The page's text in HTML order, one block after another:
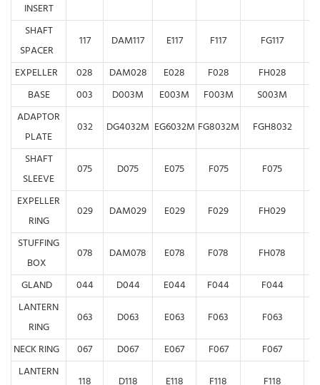
INSERT
SHAFT
SPACER
117 DAM117 E117 F117 FG117
EXPELLER
028 DAM028 E028 F028 FH028
BASE
003 D003M E003M F003M S003M
ADAPTOR
PLATE
032 DG4032M EG6032M FG8032M FGH8032
SHAFT
SLEEVE
075 D075 E075 F075
F075
EXPELLER
RING
029 DAM029 E029 F029
FH029
STUFFING
BOX
078 DAM078 E078 F078
FH078
GLAND
044 D044 E044 F044 F044
LANTERN
RING
063 D063 E063 F063
F063
NECK RING
067 D067 E067 F067
F067
LANTERN